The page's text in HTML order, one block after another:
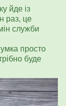
йде із
раз, це
служби
просто
буде